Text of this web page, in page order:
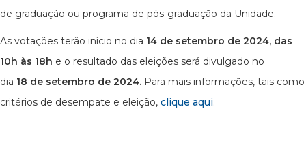
de graduação ou programa de pós-graduação da Unidade.
As votações terão início no dia 14 de setembro de 2024, das
10h às 18h e o resultado das eleições será divulgado no
dia 18 de setembro de 2024. Para mais informações, tais como
critérios de desempate e eleição, clique aqui.